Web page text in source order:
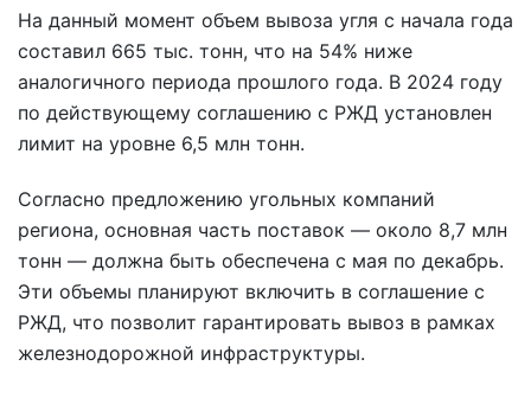
На данный момент объем вывоза угля с начала года
составил 665 тыс. тонн, что на 54% ниже
аналогичного периода прошлого года. В 2024 году
по действующему соглашению с РЖД установлен
лимит на уровне 6,5 млн тонн.
Согласно предложению угольных компаний
региона, основная часть поставок — около 8,7 млн
тонн — должна быть обеспечена с мая по декабрь.
Эти объемы планируют включить в соглашение с
РЖД, что позволит гарантировать вывоз в рамках
железнодорожной инфраструктуры.